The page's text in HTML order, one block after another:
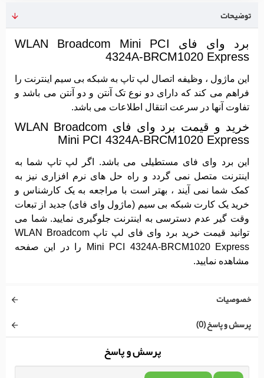
توضیحات
برد وای فای WLAN Broadcom Mini PCI
4324A-BRCM1020 Express
این ماژول ، وظیفه اتصال لپ تاپ به شبکه بی سیم اینترنت را
فراهم می کند که دارای دو نوع تک آنتن و دو آنتن می باشد و
تفاوت آنها در سرعت انتقال اطلاعات می باشد.
خرید و قیمت برد وای فای WLAN Broadcom
Mini PCI 4324A-BRCM1020 Express
این برد وای فای مستطیلی می باشد. اگر لپ تاپ شما به
اینترنت متصل نمی گردد و راه حل های نرم افزاری نیز به
کمک شما نمی آیند ، بهتر است با مراجعه به یک کارشناس و
خرید یک کارت شبکه بی سیم (ماژول وای فای) جدید از تبعات
وقت گیر عدم دسترسی به اینترنت جلوگیری نمایید. شما می
توانید قیمت خرید برد وای فای لپ تاپ WLAN Broadcom
Mini PCI 4324A-BRCM1020 Express را در این صفحه
مشاهده نمایید.
خصوصیات
پرسش و پاسخ (0)
پرسش و پاسخ